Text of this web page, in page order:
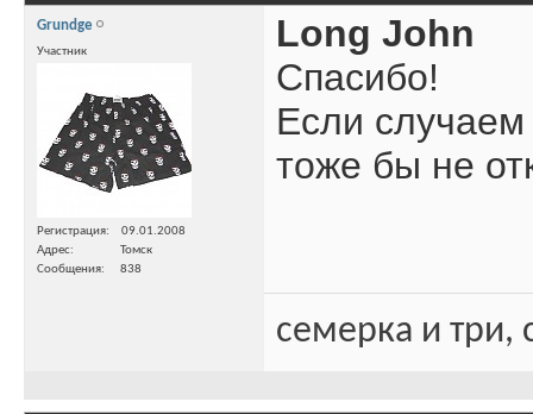
Grundge
Участник
Регистрация
09.01.2008
Адрес
Томск
Сообщения
838
Long John
Спасибо!
Если случаем
тоже бы не
семерка и три,